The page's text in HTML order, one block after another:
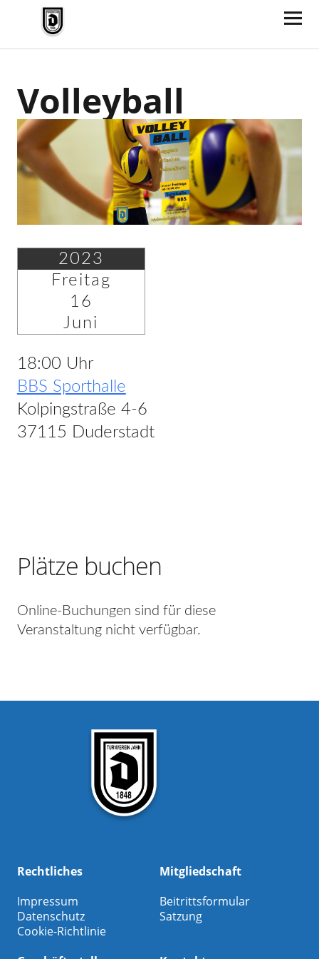
TV Jahn Duderstadt
Volleyball
2023
Freitag
16
Juni
18:00 Uhr
BBS Sporthalle
Kolpingstraße 4-6
37115 Duderstadt
Plätze buchen
Online-Buchungen sind für diese
Veranstaltung nicht verfügbar.
Rechtliches
Impressum
Datenschutz
Cookie-Richtlinie
Mitgliedschaft
Beitrittsformular
Satzung